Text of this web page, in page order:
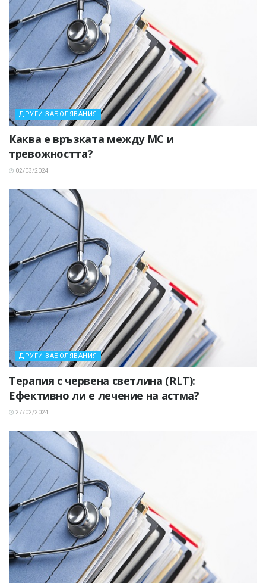
ДРУГИ ЗАБОЛЯВАНИЯ
Каква е връзката между МС и
тревожността?
02/03/2024
ДРУГИ ЗАБОЛЯВАНИЯ
Терапия с червена светлина (RLT):
Ефективно ли е лечение на астма?
27/02/2024